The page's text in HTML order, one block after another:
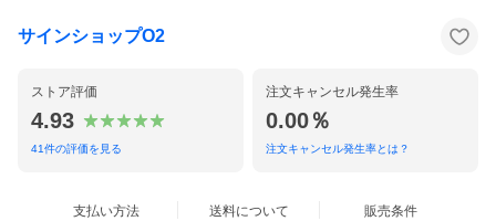
サインショップO2
ストア評価
4.93
41件の評価を見る
注文キャンセル発生率
0.00％
注文キャンセル発生率とは？
支払い方法 送料について 販売条件